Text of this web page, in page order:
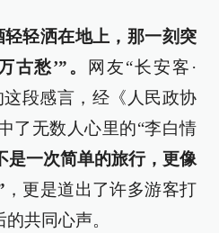
轻洒在地上，那一刻突
古愁’”。
网友“长安客·
段感言，经《人民政协
了无数人心里的“李白情
是一次简单的旅行，更像
，更是道出了许多游客打
共同心声。